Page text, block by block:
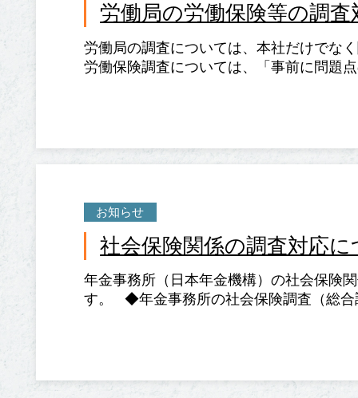
労働局の労働保険等の調
労働局の調査については、本社だけでな
労働保険調査については、「事前に問題
お知らせ
社会保険関係の調査対応
年金事務所（日本年金機構）の社会保険
す。 ◆年金事務所の社会保険調査（総合